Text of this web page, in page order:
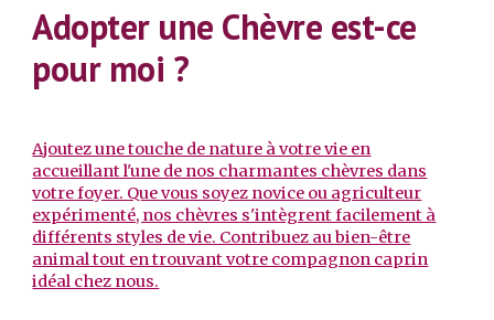
Adopter une Chèvre est-ce
pour moi ?
Ajoutez une touche de nature à votre vie en
accueillant l'une de nos charmantes chèvres dans
votre foyer. Que vous soyez novice ou agriculteur
expérimenté, nos chèvres s'intègrent facilement à
différents styles de vie. Contribuez au bien-être
animal tout en trouvant votre compagnon caprin
idéal chez nous.